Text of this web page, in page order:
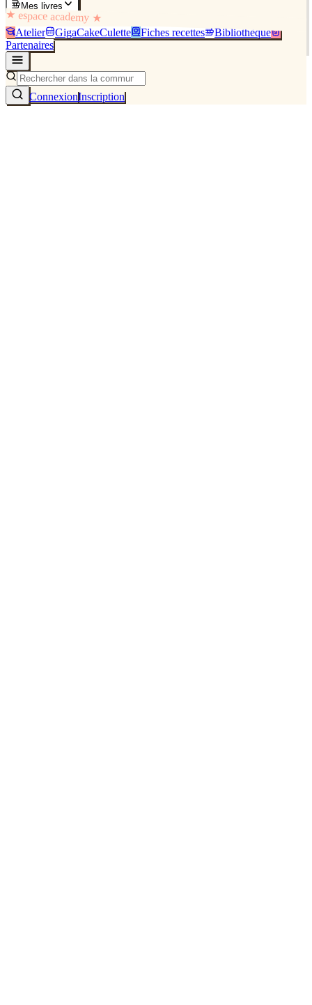
Mes livres
★ espace academy ★
Atelier GigaCakeCulette Fiches recettes
Bibliothèque
Partenaires
ConnexionInscription